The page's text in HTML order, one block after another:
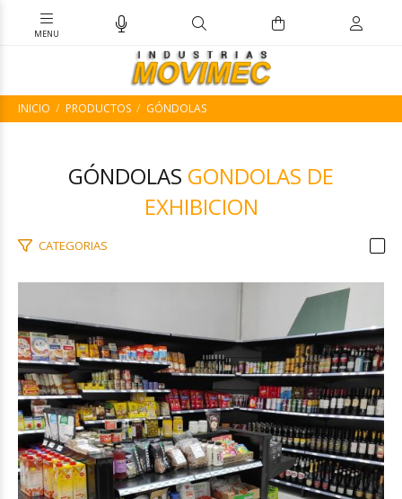
INICIO PRODUCTOS GÓNDOLAS
GÓNDOLAS GONDOLAS DE
EXHIBICION
CATEGORIAS